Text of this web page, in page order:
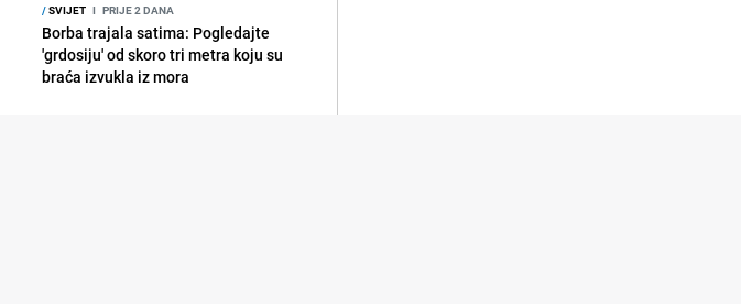
/SVIJET I PRIJE 2 DANA
Borba trajala satima: Pogledajte
'grdosiju' od skoro tri metra koju su
braća izvukla iz mora